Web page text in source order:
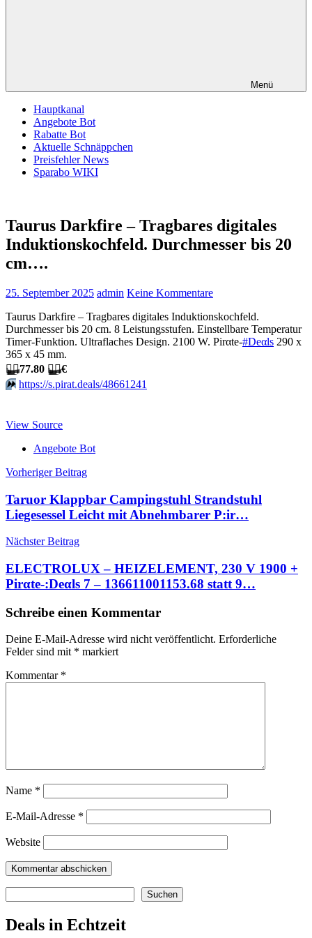
Menü
Hauptkanal
Angebote Bot
Rabatte Bot
Aktuelle Schnäppchen
Preisfehler News
Sparabo WIKI
Taurus Darkfire – Tragbares digitales
Induktionskochfeld. Durchmesser bis 20
cm….
25. September 2025 admin Keine Kommentare
Taurus Darkfire – Tragbares digitales Induktionskochfeld.
Durchmesser bis 20 cm. 8 Leistungsstufen. Einstellbare Temperatur
Timer-Funktion. Ultraflaches Design. 2100 W. Pirαtе-#Dеαls 290 x
365 x 45 mm.
🏴‍☠️77.80 🏴‍☠️€
⏩️ https://s.pirat.deals/48661241
View Source
Angebote Bot
Beitragsnavigation
Vorheriger Beitrag
Taruor Klappbar Campingstuhl Strandstuhl
Liegesessel Leicht mit Abnehmbarer P:ir…
Nächster Beitrag
ELECTROLUX – HEIZELEMENT, 230 V 1900 +
Pirαtе-:Dеαls 7 – 136611001153.68 statt 9…
Schreibe einen Kommentar
Deine E-Mail-Adresse wird nicht veröffentlicht. Erforderliche
Felder sind mit * markiert
Kommentar *
Name *
E-Mail-Adresse *
Website
Suchen
Deals in Echtzeit